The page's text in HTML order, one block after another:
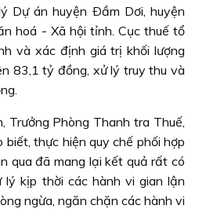
Dự án huyện Ðầm Dơi, huyện
hoá - Xã hội tỉnh. Cục thuế tổ
và xác định giá trị khối lượng
83,1 tỷ đồng, xử lý truy thu và
Trưởng Phòng Thanh tra Thuế,
biết, thực hiện quy chế phối hợp
qua đã mang lại kết quả rất có
lý kịp thời các hành vi gian lận
ngừa, ngăn chặn các hành vi